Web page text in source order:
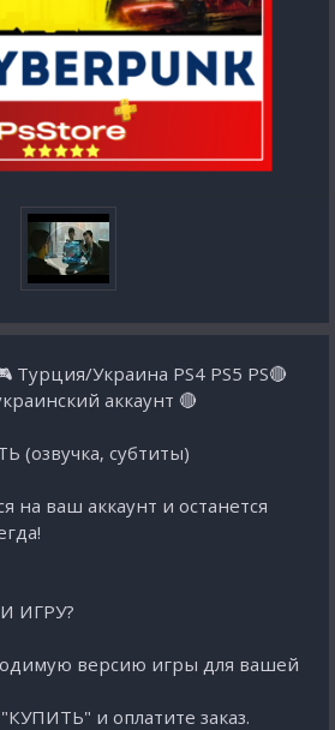
Турция/Украина PS4 PS5 PS🔴
аккаунт 🔴
(озвучка, субтиты)
на ваш аккаунт и останется
ИГРУ?
версию игры для вашей
и оплатите заказ.